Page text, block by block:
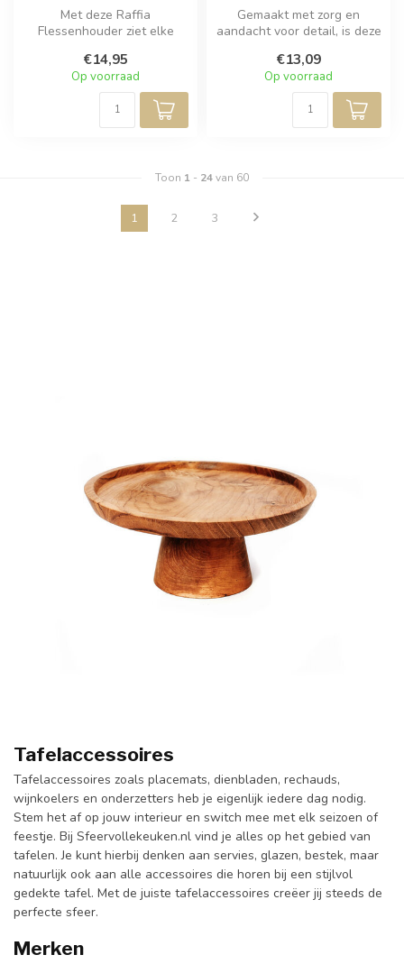
Met deze Raffia
Flessenhouder ziet elke
speelse item ...
€14,95
Op voorraad
Gemaakt met zorg en
aandacht voor detail, is deze
combinatie ...
€13,09
Op voorraad
Toon 1 - 24van 60
1 2 3
Tafelaccessoires
Tafelaccessoires zoals placemats, dienbladen, rechauds,
wijnkoelers en onderzetters heb je eigenlijk iedere dag nodig.
Stem het af op jouw interieur en switch mee met elk seizoen of
feestje. Bij Sfeervollekeuken.nl vind je alles op het gebied van
tafelen. Je kunt hierbij denken aan servies, glazen, bestek, maar
natuurlijk ook aan alle accessoires die horen bij een stijlvol
gedekte tafel. Met de juiste tafelaccessoires creëer jij steeds de
perfecte sfeer.
Merken